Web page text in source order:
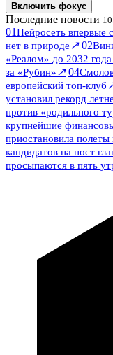
Включить фокус
Последние новости
01Нейросеть впервые
нет в природе↗ 02
«Реалом» до 2032 года
за «Рубин»↗ 04
европейский топ-клуб
установил рекорд
против «родильного
крупнейшие
приостановила
кандидатов на пост
просыпаются в пять